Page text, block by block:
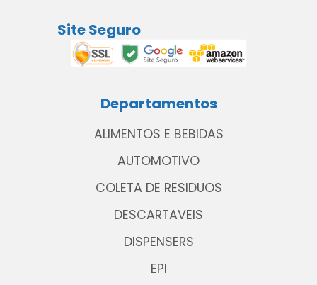
Site Seguro
Departamentos
ALIMENTOS E BEBIDAS
AUTOMOTIVO
COLETA DE RESIDUOS
DESCARTAVEIS
DISPENSERS
EPI